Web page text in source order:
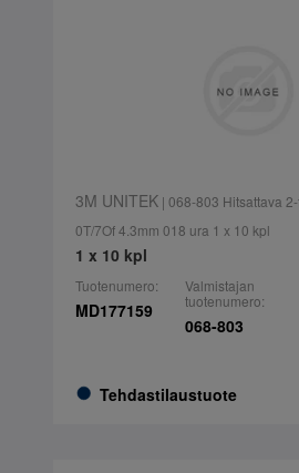
3M UNITEK| 068-803 Hitsattava
0T/7Of 4.3mm 018 ura 1 x 10 kpl
1 x 10 kpl
Tuotenumero:
MD177159
Tehdastilaustuote
Valmistajan
tuotenumero:
068-803